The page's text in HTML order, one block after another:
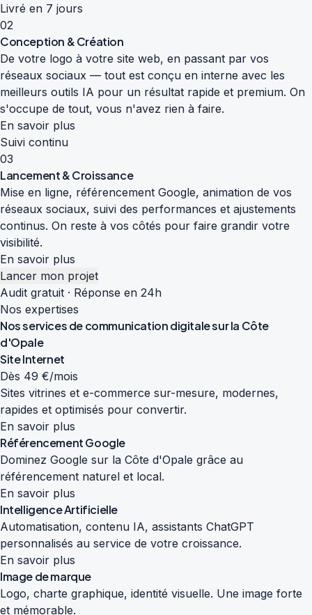
Livré en 7 jours
02
Conception & Création
De votre logo à votre site web, en passant par vos
réseaux sociaux — tout est conçu en interne avec les
meilleurs outils IA pour un résultat rapide et premium. On
s'occupe de tout, vous n'avez rien à faire.
En savoir plus
Suivi continu
03
Lancement & Croissance
Mise en ligne, référencement Google, animation de vos
réseaux sociaux, suivi des performances et ajustements
continus. On reste à vos côtés pour faire grandir votre
visibilité.
En savoir plus
Lancer mon projet
Audit gratuit · Réponse en 24h
Nos expertises
Nos services decommunication digitalesur la Côte
d'Opale
Site Internet
Dès 49 €/mois
Sites vitrines et e-commerce sur-mesure, modernes,
rapides et optimisés pour convertir.
En savoir plus
Référencement Google
Dominez Google sur la Côte d'Opale grâce au
référencement naturel et local.
En savoir plus
Intelligence Artificielle
Automatisation, contenu IA, assistants ChatGPT
personnalisés au service de votre croissance.
En savoir plus
Image de marque
Logo, charte graphique, identité visuelle. Une image forte
et mémorable.